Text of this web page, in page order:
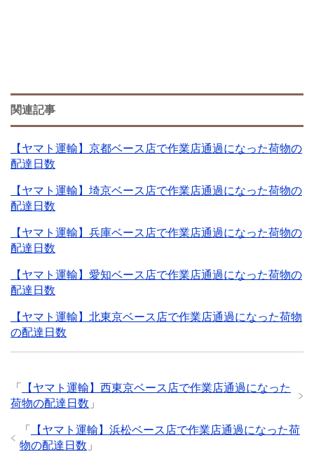
関連記事
【ヤマト運輸】京都ベース店で作業店通過になった荷物の
配達日数
【ヤマト運輸】埼京ベース店で作業店通過になった荷物の
配達日数
【ヤマト運輸】兵庫ベース店で作業店通過になった荷物の
配達日数
【ヤマト運輸】愛知ベース店で作業店通過になった荷物の
配達日数
【ヤマト運輸】北東京ベース店で作業店通過になった荷物
の配達日数
「
【ヤマト運輸】西東京ベース店で作業店通過になった
荷物の配達日数 」
「
【ヤマト運輸】浜松ベース店で作業店通過になった荷
物の配達日数 」